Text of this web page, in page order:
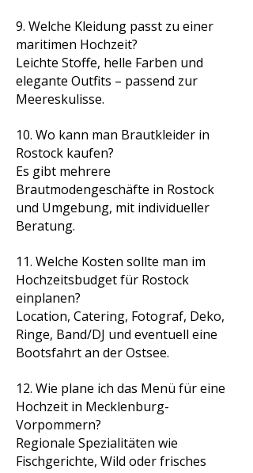
9. Welche Kleidung passt zu einer
maritimen Hochzeit?
Leichte Stoffe, helle Farben und
elegante Outfits – passend zur
Meereskulisse.
10. Wo kann man Brautkleider in
Rostock kaufen?
Es gibt mehrere
Brautmodengeschäfte in Rostock
und Umgebung, mit individueller
Beratung.
11. Welche Kosten sollte man im
Hochzeitsbudget für Rostock
einplanen?
Location, Catering, Fotograf, Deko,
Ringe, Band/DJ und eventuell eine
Bootsfahrt an der Ostsee.
12. Wie plane ich das Menü für eine
Hochzeit in Mecklenburg-
Vorpommern?
Regionale Spezialitäten wie
Fischgerichte, Wild oder frisches